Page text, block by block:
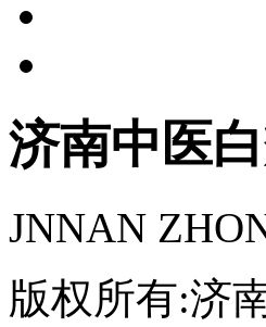
济南中医
JNNAN
版权所有:济